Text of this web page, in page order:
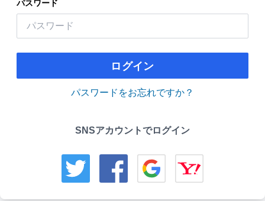
パスワード
ログイン
パスワードをお忘れですか？
SNSアカウントでログイン